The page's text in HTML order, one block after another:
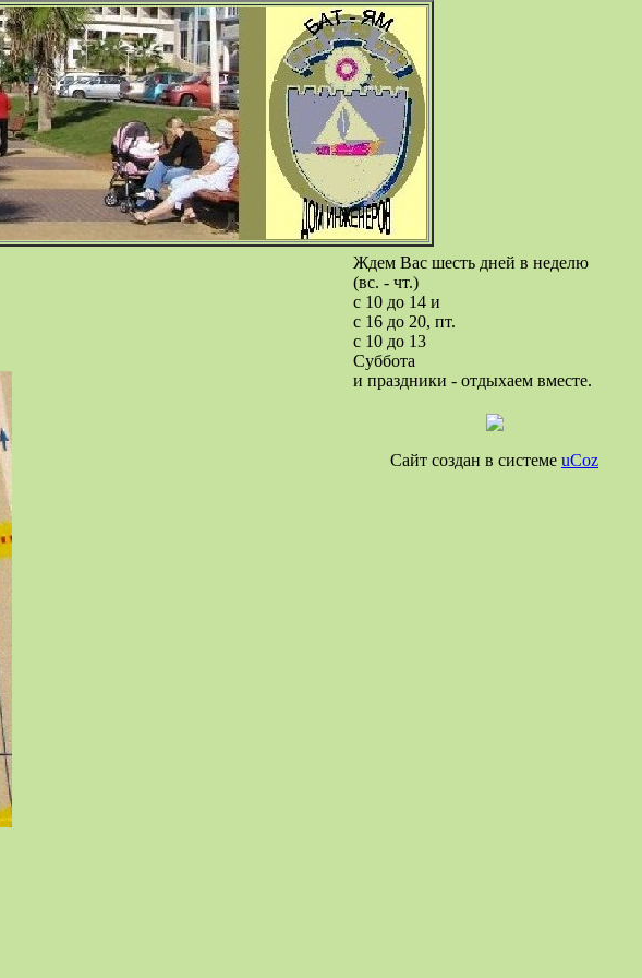
Ждем Вас шесть дней в неделю
(вс. - чт.)
с 10 до 14 и
с 16 до 20, пт.
с 10 до 13
Суббота
и праздники - отдыхаем вместе.
Сайт создан в системе uCoz